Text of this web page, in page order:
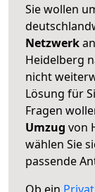
Sie wollen
Netzwerk
Heidelberg
nicht
Lösung für
Fragen
Umzug von
wählen Sie
passende